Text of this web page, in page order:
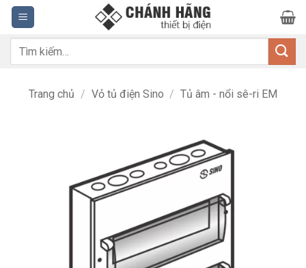
Bỏ
qua
nội
dung
Tìm
Trang chủ / Vỏ tủ điện Sino / Tủ âm - nổi sê-ri EM